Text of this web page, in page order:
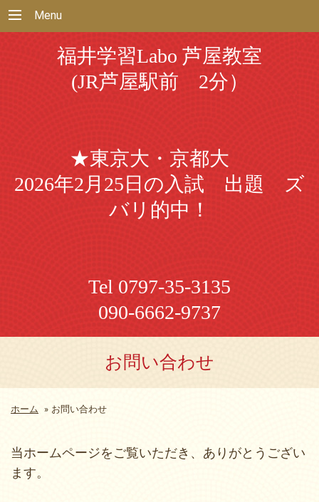
Menu
福井学習Labo 芦屋教室
(JR芦屋駅前 2分）
★東京大・京都大
2026年2月25日の入試 出題 ズ
バリ的中！
Tel 0797-35-3135
090-6662-9737
お問い合わせ
ホーム » お問い合わせ
当ホームページをご覧いただき、ありがとうござい
ます。